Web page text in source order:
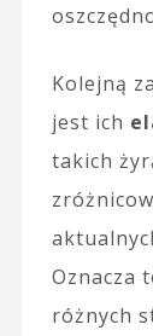
Kolejną
jest ich
takich
Oznacza
różnych